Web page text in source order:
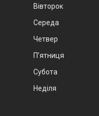
Вівторок
Середа
Четвер
Пʼятниця
Субота
Неділя